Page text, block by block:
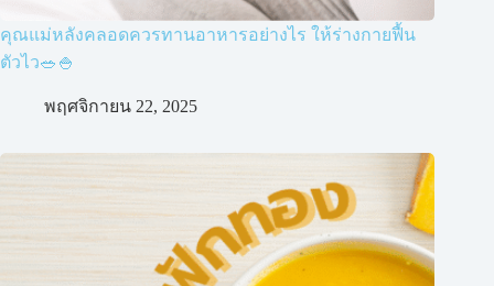
คุณแม่หลังคลอดควรทานอาหารอย่างไร ให้ร่างกายฟื้น
ตัวไว🥗🍚
พฤศจิกายน 22, 2025